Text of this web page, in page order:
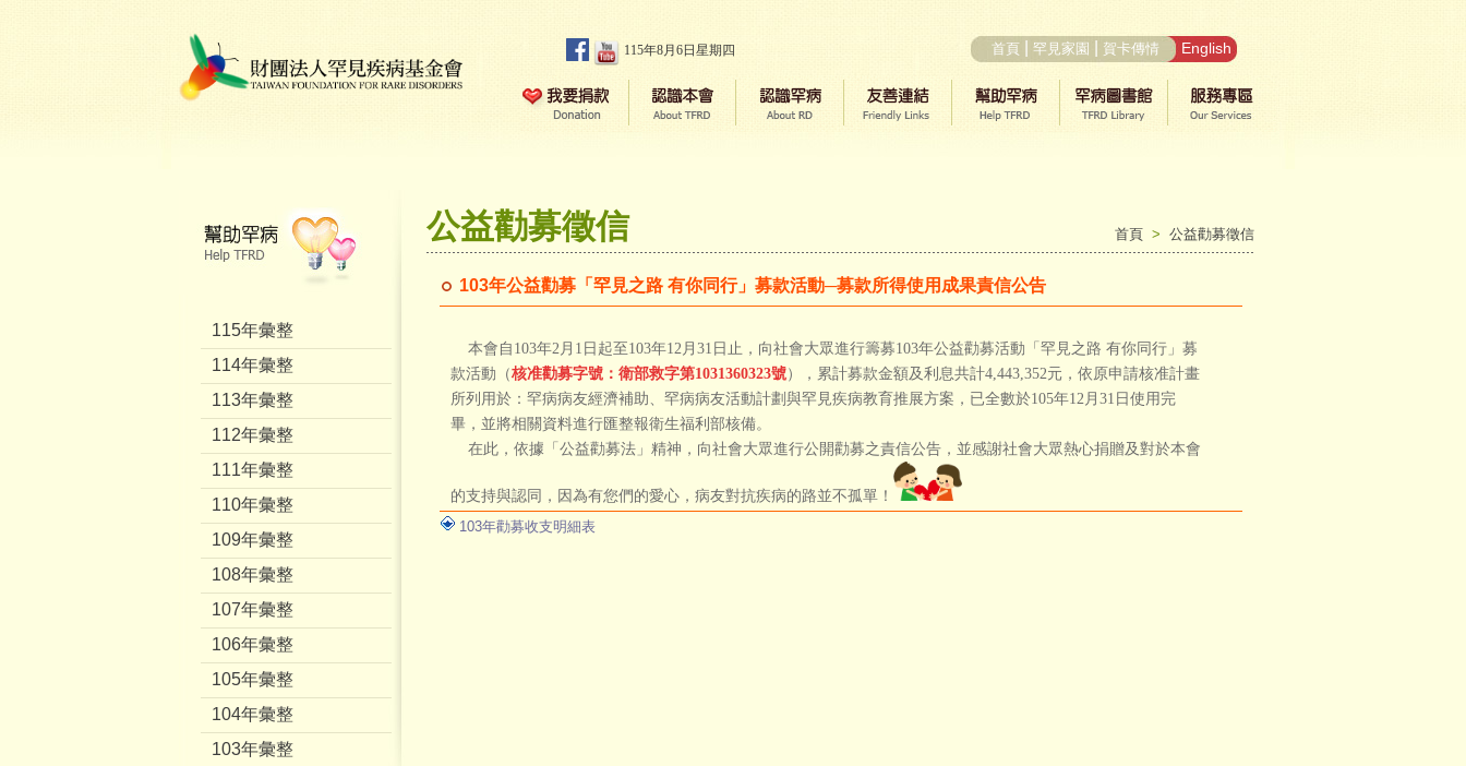
115年8月6日星期四 首頁 罕見家園 賀卡傳情 English
公益勸募徵信 首頁 > 公益勸募徵信
103年公益勸募「罕見之路 有你同行」募款活動─募款所得使用成果責信公告
本會自103年2月1日起至103年12月31日止，向社會大眾進行籌募103年公益勸募活動「罕見之路 有你同行」募
款活動（核准勸募字號：衛部救字第1031360323號），累計募款金額及利息共計4,443,352元，依原申請核准計畫
所列用於：罕病病友經濟補助、罕病病友活動計劃與罕見疾病教育推展方案，已全數於105年12月31日使用完
畢，並將相關資料進行匯整報衛生福利部核備。
在此，依據「公益勸募法」精神，向社會大眾進行公開勸募之責信公告，並感謝社會大眾熱心捐贈及對於本會
的支持與認同，因為有您們的愛心，病友對抗疾病的路並不孤單！
103年勸募收支明細表
115年彙整
114年彙整
113年彙整
112年彙整
111年彙整
110年彙整
109年彙整
108年彙整
107年彙整
106年彙整
105年彙整
104年彙整
103年彙整